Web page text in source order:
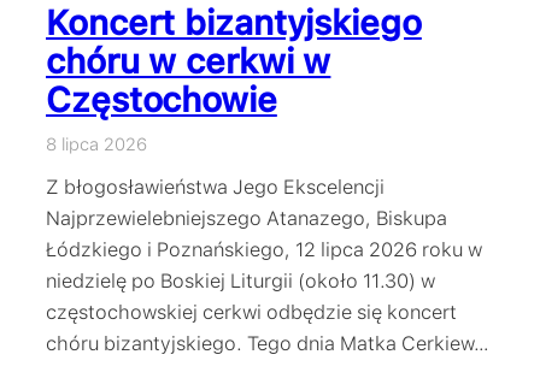
Koncert bizantyjskiego
chóru w cerkwi w
Częstochowie
8 lipca 2026
Z błogosławieństwa Jego Ekscelencji
Najprzewielebniejszego Atanazego, Biskupa
Łódzkiego i Poznańskiego, 12 lipca 2026 roku w
niedzielę po Boskiej Liturgii (około 11.30) w
częstochowskiej cerkwi odbędzie się koncert
chóru bizantyjskiego. Tego dnia Matka Cerkiew…